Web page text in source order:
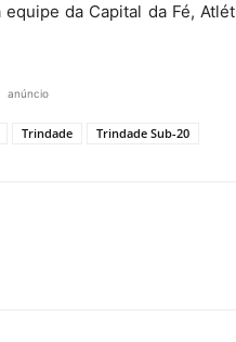
da Capital da Fé,
anúncio
Trindade Trindade Sub-20